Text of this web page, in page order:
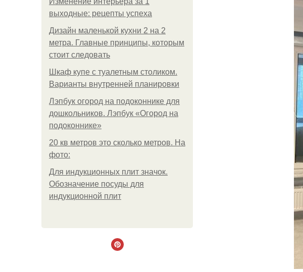
выходные: рецепты успеха
Дизайн маленькой кухни 2 на 2
метра. Главные принципы, которым
стоит следовать
Шкаф купе с туалетным столиком.
Варианты внутренней планировки
Лэпбук огород на подоконнике для
дошкольников. Лэпбук «Огород на
подоконнике»
20 кв метров это сколько метров. На
фото:
Для индукционных плит значок.
Обозначение посуды для
индукционной плит